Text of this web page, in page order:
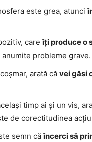
este grea, atunci
careîți produce o
probleme grave.
arată că vei găsi
timp ai și un vis,
de corectitudinea
semn căîncerci să